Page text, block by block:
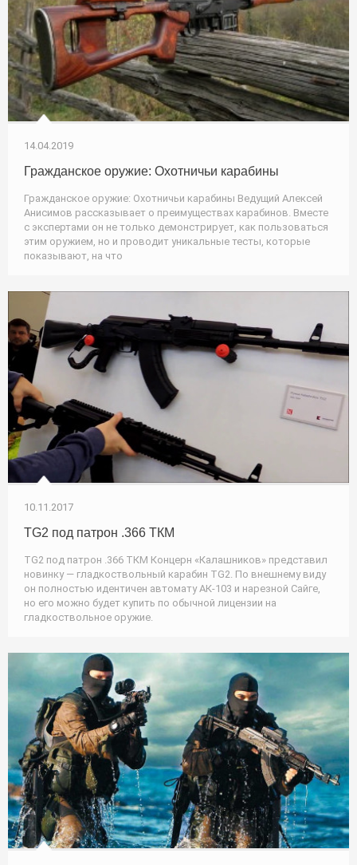
14.04.2019
Гражданское оружие: Охотничьи карабины
Гражданское оружие: Охотничьи карабины Ведущий Алексей
Анисимов рассказывает о преимуществах карабинов. Вместе
с экспертами он не только демонстрирует, как пользоваться
этим оружием, но и проводит уникальные тесты, которые
показывают, на что
10.11.2017
TG2 под патрон .366 ТКМ
TG2 под патрон .366 ТКМ Концерн «Калашников» представил
новинку — гладкоствольный карабин TG2. По внешнему виду
он полностью идентичен автомату АК-103 и нарезной Сайге,
но его можно будет купить по обычной лицензии на
гладкоствольное оружие.